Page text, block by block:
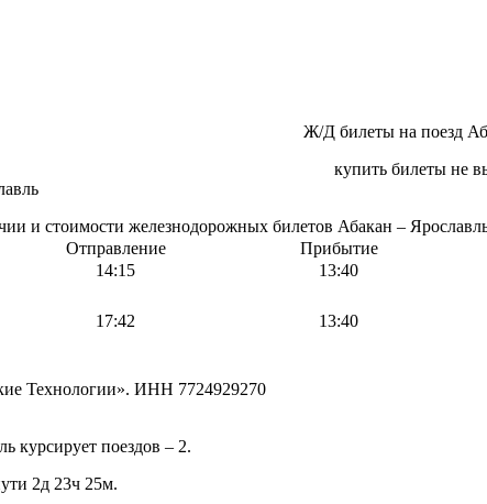
Ж/Д билеты на поезд
купить билеты не
и стоимости железнодорожных билетов Абакан –
Отправление Прибытие
14:15 13:40
17:42 13:40
Технологии». ИНН 7724929270
курсирует поездов – 2.
2д 23ч 25м.